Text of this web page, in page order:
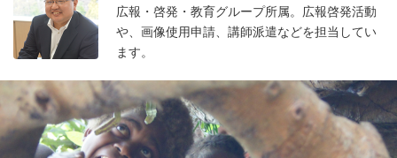
広報・啓発・教育グループ所属。広報啓発活動
や、画像使用申請、講師派遣などを担当してい
ます。